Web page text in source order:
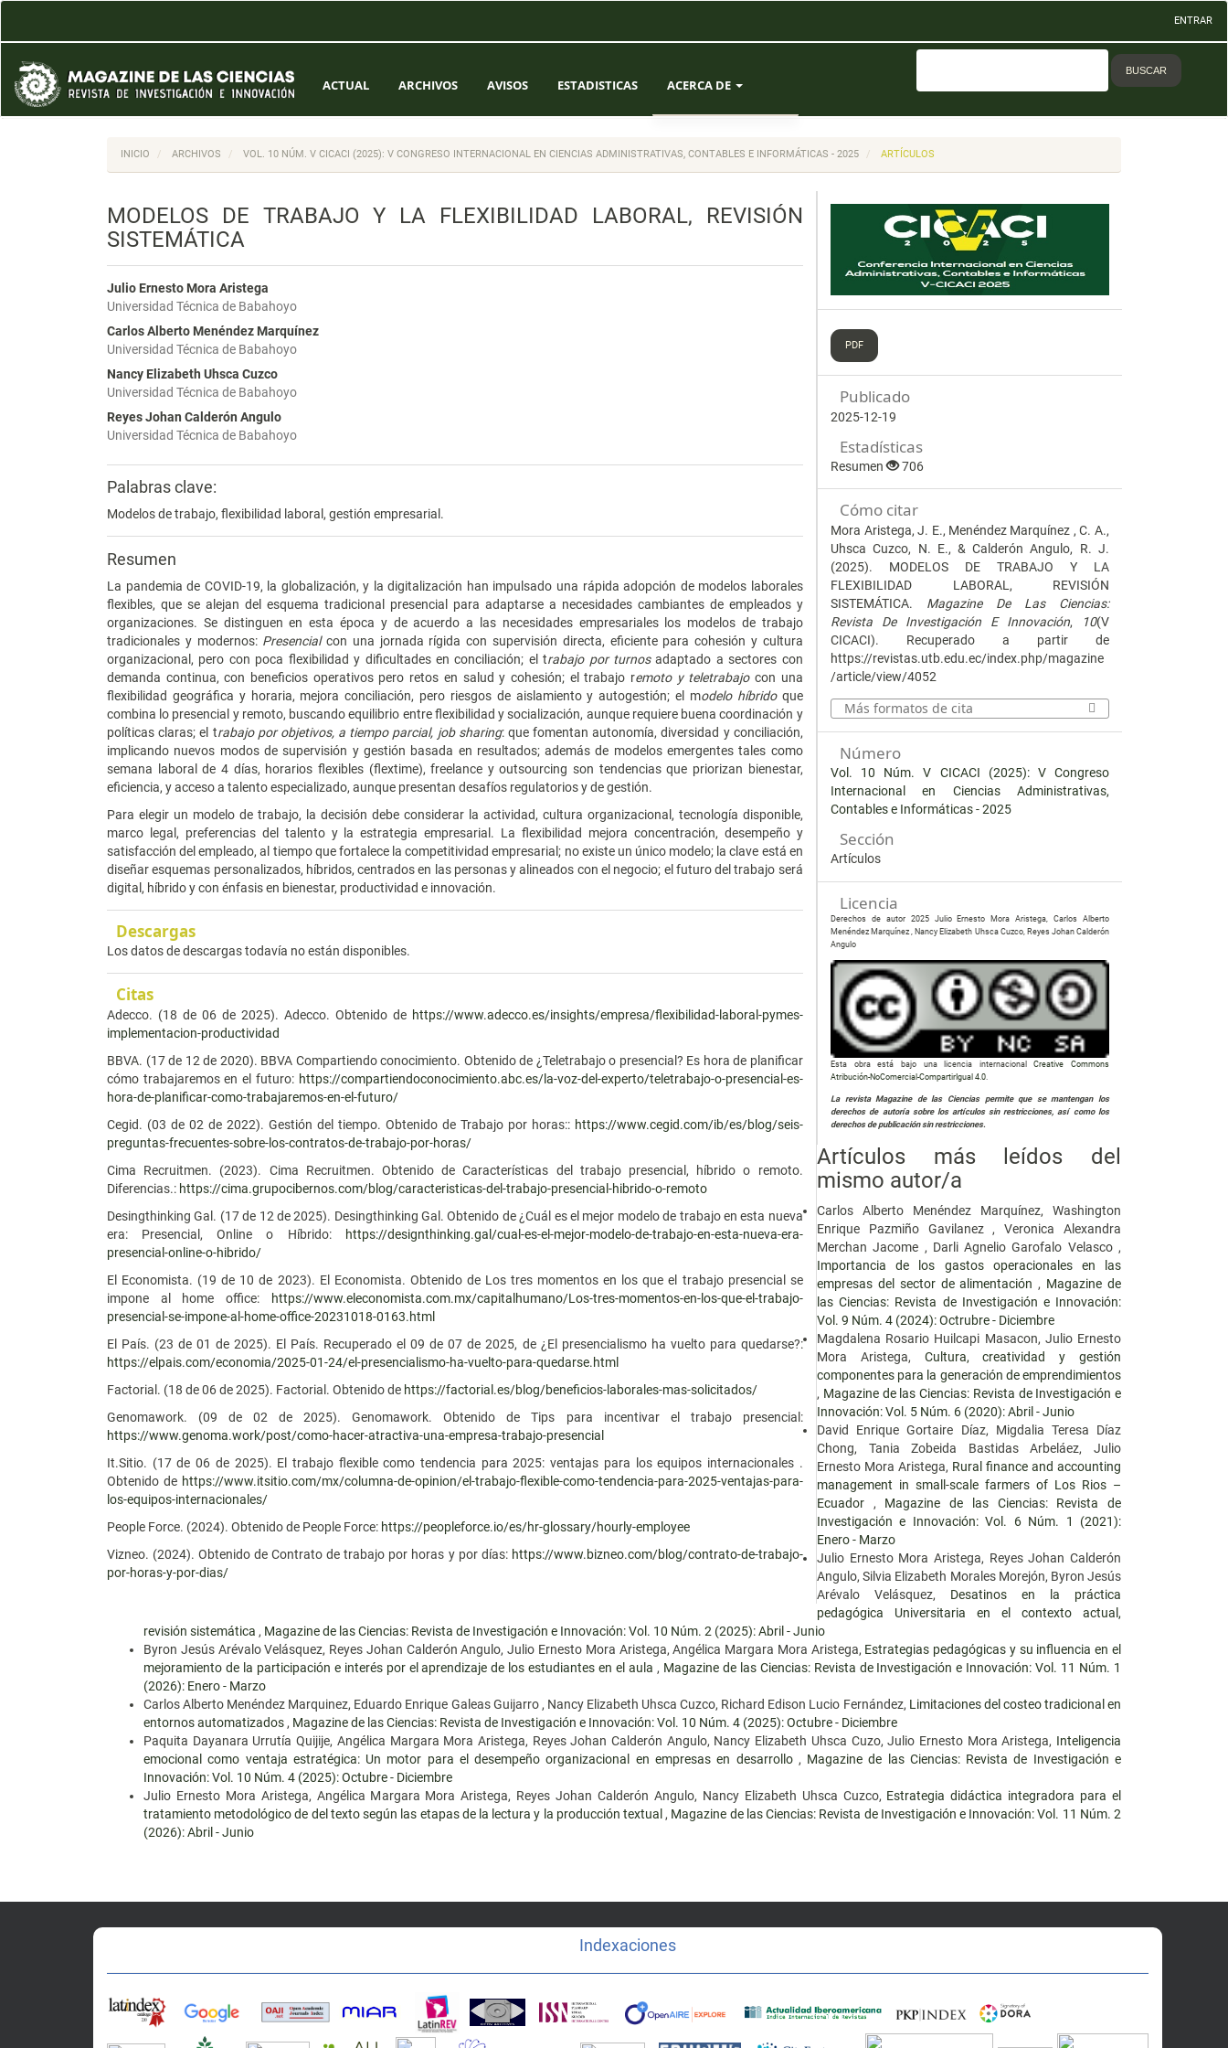
Contenido
principal
Barra
lateral
ENTRAR
ACTUAL ARCHIVOS AVISOS ESTADISTICAS ACERCA DE
EQUIPO EDITORIAL
BUSCAR
INICIO ARCHIVOS VOL. 10 NÚM. V CICACI (2025): V CONGRESO INTERNACIONAL EN CIENCIAS ADMINISTRATIVAS, CONTABLES E INFORMÁTICAS - 2025 ARTÍCULOS
MODELOS DE TRABAJO Y LA FLEXIBILIDAD LABORAL, REVISIÓN
SISTEMÁTICA
Julio Ernesto Mora Aristega
Universidad Técnica de Babahoyo
Carlos Alberto Menéndez Marquínez
Universidad Técnica de Babahoyo
Nancy Elizabeth Uhsca Cuzco
Universidad Técnica de Babahoyo
Reyes Johan Calderón Angulo
Universidad Técnica de Babahoyo
Palabras clave:
Modelos de trabajo, flexibilidad laboral, gestión empresarial.
Resumen
La pandemia de COVID-19, la globalización, y la digitalización han impulsado una rápida adopción de modelos laborales
flexibles, que se alejan del esquema tradicional presencial para adaptarse a necesidades cambiantes de empleados y
organizaciones. Se distinguen en esta época y de acuerdo a las necesidades empresariales los modelos de trabajo
tradicionales y modernos: Presencialcon una jornada rígida con supervisión directa, eficiente para cohesión y cultura
organizacional, pero con poca flexibilidad y dificultades en conciliación; el trabajo por turnosadaptado a sectores con
demanda continua, con beneficios operativos pero retos en salud y cohesión; el trabajo remoto y teletrabajocon una
flexibilidad geográfica y horaria, mejora conciliación, pero riesgos de aislamiento y autogestión; el modelo híbridoque
combina lo presencial y remoto, buscando equilibrio entre flexibilidad y socialización, aunque requiere buena coordinación y
políticas claras; el trabajo por objetivos, a tiempo parcial, job sharing: que fomentan autonomía, diversidad y conciliación,
implicando nuevos modos de supervisión y gestión basada en resultados; además de modelos emergentes tales como
semana laboral de 4 días, horarios flexibles (flextime), freelance y outsourcing son tendencias que priorizan bienestar,
eficiencia, y acceso a talento especializado, aunque presentan desafíos regulatorios y de gestión.
Para elegir un modelo de trabajo, la decisión debe considerar la actividad, cultura organizacional, tecnología disponible,
marco legal, preferencias del talento y la estrategia empresarial. La flexibilidad mejora concentración, desempeño y
satisfacción del empleado, al tiempo que fortalece la competitividad empresarial; no existe un único modelo; la clave está en
diseñar esquemas personalizados, híbridos, centrados en las personas y alineados con el negocio; el futuro del trabajo será
digital, híbrido y con énfasis en bienestar, productividad e innovación.
Descargas
Los datos de descargas todavía no están disponibles.
Citas
Adecco. (18 de 06 de 2025). Adecco. Obtenido de https://www.adecco.es/insights/empresa/flexibilidad-laboral-pymes-
implementacion-productividad
BBVA. (17 de 12 de 2020). BBVA Compartiendo conocimiento. Obtenido de ¿Teletrabajo o presencial? Es hora de planificar
cómo trabajaremos en el futuro: https://compartiendoconocimiento.abc.es/la-voz-del-experto/teletrabajo-o-presencial-es-
hora-de-planificar-como-trabajaremos-en-el-futuro/
Cegid. (03 de 02 de 2022). Gestión del tiempo. Obtenido de Trabajo por horas:: https://www.cegid.com/ib/es/blog/seis-
preguntas-frecuentes-sobre-los-contratos-de-trabajo-por-horas/
Cima Recruitmen. (2023). Cima Recruitmen. Obtenido de Características del trabajo presencial, híbrido o remoto.
Diferencias.: https://cima.grupocibernos.com/blog/caracteristicas-del-trabajo-presencial-hibrido-o-remoto
Desingthinking Gal. (17 de 12 de 2025). Desingthinking Gal. Obtenido de ¿Cuál es el mejor modelo de trabajo en esta nueva
era: Presencial, Online o Híbrido:
https://designthinking.gal/cual-es-el-mejor-modelo-de-trabajo-en-esta-nueva-era-
presencial-online-o-hibrido/
El Economista. (19 de 10 de 2023). El Economista. Obtenido de Los tres momentos en los que el trabajo presencial se
impone al home office:
https://www.eleconomista.com.mx/capitalhumano/Los-tres-momentos-en-los-que-el-trabajo-
presencial-se-impone-al-home-office-20231018-0163.html
El País. (23 de 01 de 2025). El País. Recuperado el 09 de 07 de 2025, de ¿El presencialismo ha vuelto para quedarse?:
https://elpais.com/economia/2025-01-24/el-presencialismo-ha-vuelto-para-quedarse.html
Factorial. (18 de 06 de 2025). Factorial. Obtenido de https://factorial.es/blog/beneficios-laborales-mas-solicitados/
Genomawork. (09 de 02 de 2025). Genomawork. Obtenido de Tips para incentivar el trabajo presencial:
https://www.genoma.work/post/como-hacer-atractiva-una-empresa-trabajo-presencial
It.Sitio. (17 de 06 de 2025). El trabajo flexible como tendencia para 2025: ventajas para los equipos internacionales .
Obtenido de https://www.itsitio.com/mx/columna-de-opinion/el-trabajo-flexible-como-tendencia-para-2025-ventajas-para-
los-equipos-internacionales/
People Force. (2024). Obtenido de People Force: https://peopleforce.io/es/hr-glossary/hourly-employee
Vizneo. (2024). Obtenido de Contrato de trabajo por horas y por días: https://www.bizneo.com/blog/contrato-de-trabajo-
por-horas-y-por-dias/
PDF
Publicado
2025-12-19
Estadísticas
Resumen 706
Cómo citar
Mora Aristega, J. E., Menéndez Marquínez , C. A.,
Uhsca Cuzco, N. E., & Calderón Angulo, R. J.
(2025). MODELOS DE TRABAJO Y LA
FLEXIBILIDAD LABORAL, REVISIÓN
SISTEMÁTICA. Magazine De Las Ciencias:
Revista De Investigación E Innovación, 10(V
CICACI). Recuperado a partir de
https://revistas.utb.edu.ec/index.php/magazine
/article/view/4052
Más formatos de cita
Número
Vol. 10 Núm. V CICACI (2025): V Congreso
Internacional en Ciencias Administrativas,
Contables e Informáticas - 2025
Sección
Artículos
Licencia
Derechos de autor 2025 Julio Ernesto Mora Aristega, Carlos Alberto
Menéndez Marquínez , Nancy Elizabeth Uhsca Cuzco, Reyes Johan Calderón
Angulo
Esta obra está bajo una licencia internacionalCreative Commons
Atribución-NoComercial-CompartirIgual 4.0.
La revista Magazine de las Ciencias permite que se mantengan los
derechos de autoría sobre los artículos sin restricciones, así como los
derechos de publicación sin restricciones.
Artículos más leídos del
mismo autor/a
Carlos Alberto Menéndez Marquínez, Washington
Enrique Pazmiño Gavilanez , Veronica Alexandra
Merchan Jacome , Darli Agnelio Garofalo Velasco ,
Importancia de los gastos operacionales en las
empresas del sector de alimentación , Magazine de
las Ciencias: Revista de Investigación e Innovación:
Vol. 9 Núm. 4 (2024): Octrubre - Diciembre
Magdalena Rosario Huilcapi Masacon, Julio Ernesto
Mora Aristega, Cultura, creatividad y gestión
componentes para la generación de emprendimientos
, Magazine de las Ciencias: Revista de Investigación e
Innovación: Vol. 5 Núm. 6 (2020): Abril - Junio
David Enrique Gortaire Díaz, Migdalia Teresa Díaz
Chong, Tania Zobeida Bastidas Arbeláez, Julio
Ernesto Mora Aristega, Rural finance and accounting
management in small-scale farmers of Los Rios –
Ecuador , Magazine de las Ciencias: Revista de
Investigación e Innovación: Vol. 6 Núm. 1 (2021):
Enero - Marzo
Julio Ernesto Mora Aristega, Reyes Johan Calderón
Angulo, Silvia Elizabeth Morales Morejón, Byron Jesús
Arévalo Velásquez, Desatinos en la práctica
pedagógica Universitaria en el contexto actual,
revisión sistemática , Magazine de las Ciencias: Revista de Investigación e Innovación: Vol. 10 Núm. 2 (2025): Abril - Junio
Byron Jesús Arévalo Velásquez, Reyes Johan Calderón Angulo, Julio Ernesto Mora Aristega, Angélica Margara Mora Aristega, Estrategias pedagógicas y su influencia en el
mejoramiento de la participación e interés por el aprendizaje de los estudiantes en el aula , Magazine de las Ciencias: Revista de Investigación e Innovación: Vol. 11 Núm. 1
(2026): Enero - Marzo
Carlos Alberto Menéndez Marquinez, Eduardo Enrique Galeas Guijarro , Nancy Elizabeth Uhsca Cuzco, Richard Edison Lucio Fernández, Limitaciones del costeo tradicional en
entornos automatizados , Magazine de las Ciencias: Revista de Investigación e Innovación: Vol. 10 Núm. 4 (2025): Octubre - Diciembre
Paquita Dayanara Urrutía Quijije, Angélica Margara Mora Aristega, Reyes Johan Calderón Angulo, Nancy Elizabeth Uhsca Cuzo, Julio Ernesto Mora Aristega, Inteligencia
emocional como ventaja estratégica: Un motor para el desempeño organizacional en empresas en desarrollo , Magazine de las Ciencias: Revista de Investigación e
Innovación: Vol. 10 Núm. 4 (2025): Octubre - Diciembre
Julio Ernesto Mora Aristega, Angélica Margara Mora Aristega, Reyes Johan Calderón Angulo, Nancy Elizabeth Uhsca Cuzco, Estrategia didáctica integradora para el
tratamiento metodológico de del texto según las etapas de la lectura y la producción textual , Magazine de las Ciencias: Revista de Investigación e Innovación: Vol. 11 Núm. 2
(2026): Abril - Junio
Indexaciones